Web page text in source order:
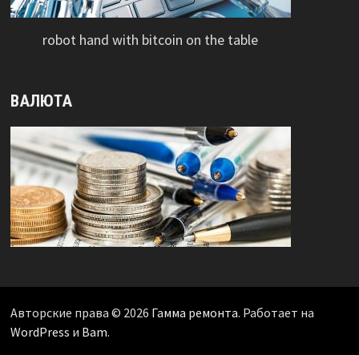
robot hand with bitcoin on the table
ВАЛЮТА
Авторские права © 2026 Гамма ремонта. Работает на
WordPress и Bam.